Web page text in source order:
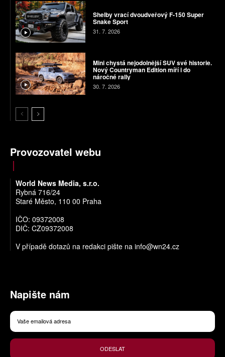
Shelby vrací dvoudveřový F-150 Super
Snake Sport
31. 7. 2026
Mini chystá nejodolnější SUV své historie.
Nový Countryman Edition míří i do
náročné rally
30. 7. 2026
Provozovatel webu
World News Media, s.r.o.
Rybná 716/24
Staré Město, 110 00 Praha
IČO: 09372008
DIČ: CZ09372008
V případě dotazů na redakci pište na info@wn24.cz
Napište nám
ODESLAT